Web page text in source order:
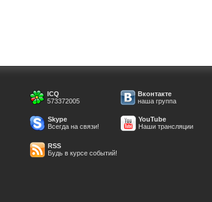
ICQ
573372005
Вконтакте
наша группа
Skype
Всегда на связи!
YouTube
Наши трансляции
RSS
Будь в курсе событий!